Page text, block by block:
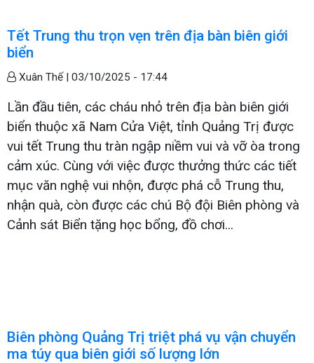
Tết Trung thu trọn vẹn trên địa bàn biên giới
biển
Xuân Thế | 03/10/2025 - 17:44
Lần đầu tiên, các cháu nhỏ trên địa bàn biên giới
biển thuộc xã Nam Cửa Việt, tỉnh Quảng Trị được
vui tết Trung thu tràn ngập niềm vui và vỡ òa trong
cảm xúc. Cùng với việc được thưởng thức các tiết
mục văn nghệ vui nhộn, được phá cỗ Trung thu,
nhận quà, còn được các chú Bộ đội Biên phòng và
Cảnh sát Biển tặng học bổng, đồ chơi...
Biên phòng Quảng Trị triệt phá vụ vận chuyển
ma túy qua biên giới số lượng lớn